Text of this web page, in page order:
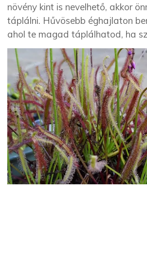
növény kint is nevelhető, akkor
táplálni. Hűvösebb éghajlaton
ahol te magad táplálhatod, ha